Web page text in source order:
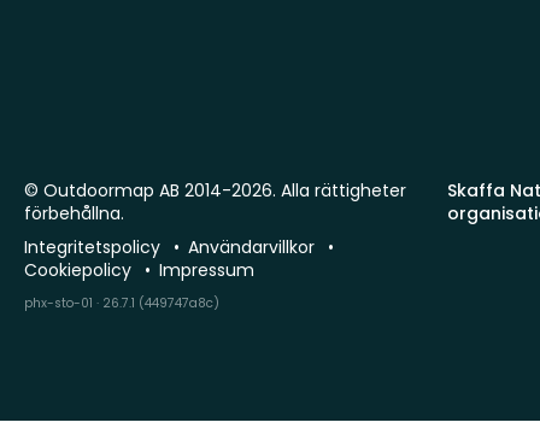
Skaffa
© Outdoormap AB 2014-2026. Alla rättigheter
förbehållna.
Integritetspolicy
Användarvillkor
Cookiepolicy
Impressum
phx-sto-01 · 26.7.1 (449747a8c)